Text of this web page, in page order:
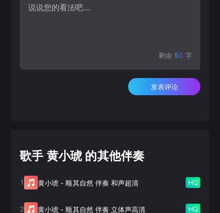
剩余 50 字
发表评论
歌手 黄小琥 的其他伴奏
1 黄小琥 - 顺其自然 伴奏 和声超清 HQ
2 黄小琥 - 顺其自然 伴奏 立体声高清 HQ